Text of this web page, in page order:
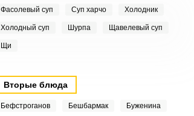
Фасолевый суп Суп харчо Холодник
Холодный суп Шурпа Щавелевый суп
Щи
Вторые блюда
Бефстроганов Бешбармак Буженина